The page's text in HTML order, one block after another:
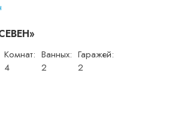
Комнат:
4
Ванных:
2
Гаражей:
2